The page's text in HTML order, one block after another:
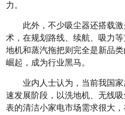
力。
此外，不少吸尘器还搭载
术，在规划路线、续航、吸力
地机和蒸汽拖把则完全是新品
崛起，成为行业黑马。
业内人士认为，当前我国
速发展阶段，以洗地机、无线
表的清洁小家电市场需求很大